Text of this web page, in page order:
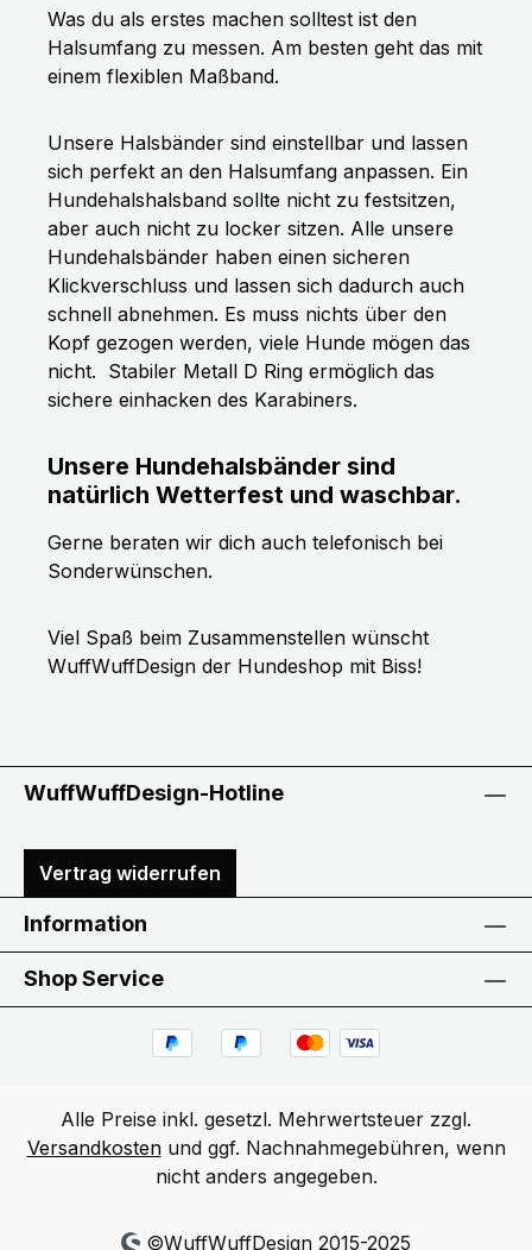
Was du als erstes machen solltest ist den
Halsumfang zu messen. Am besten geht das mit
einem flexiblen Maßband.
Unsere Halsbänder sind einstellbar und lassen
sich perfekt an den Halsumfang anpassen. Ein
Hundehalshalsband sollte nicht zu festsitzen,
aber auch nicht zu locker sitzen. Alle unsere
Hundehalsbänder haben einen sicheren
Klickverschluss und lassen sich dadurch auch
schnell abnehmen. Es muss nichts über den
Kopf gezogen werden, viele Hunde mögen das
nicht. Stabiler Metall D Ring ermöglich das
sichere einhacken des Karabiners.
Unsere Hundehalsbänder sind
natürlich Wetterfest und waschbar.
Gerne beraten wir dich auch telefonisch bei
Sonderwünschen.
Viel Spaß beim Zusammenstellen wünscht
WuffWuffDesign der Hundeshop mit Biss!
WuffWuffDesign-Hotline
Vertrag widerrufen
Information
Shop Service
Alle Preise inkl. gesetzl. Mehrwertsteuer zzgl.
Versandkostenund ggf. Nachnahmegebühren, wenn
nicht anders angegeben.
©WuffWuffDesign 2015-2025